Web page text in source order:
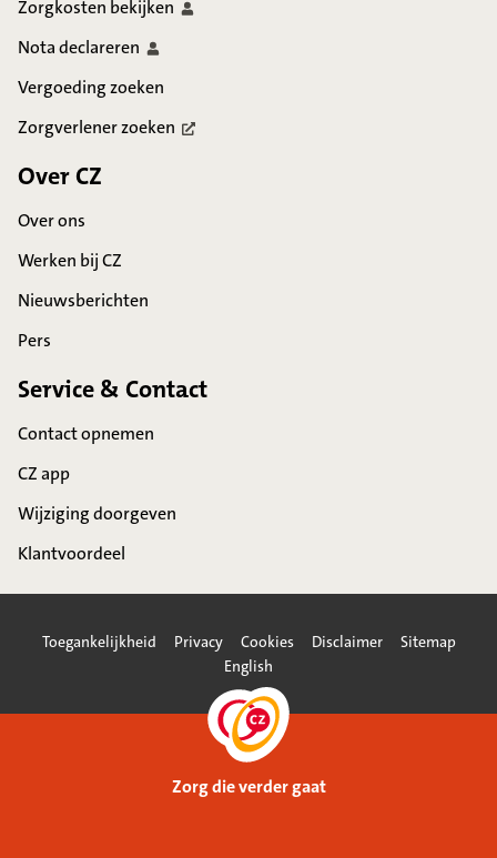
Zorgkosten bekijken
Notadeclareren
Vergoeding zoeken
Zorgverlenerzoeken
Over CZ
Over ons
Werken bij CZ
Nieuwsberichten
Pers
Service & Contact
Contact opnemen
CZ app
Wijziging doorgeven
Klantvoordeel
Toegankelijkheid Privacy Cookies Disclaimer
Sitemap
English
Zorg die verder gaat